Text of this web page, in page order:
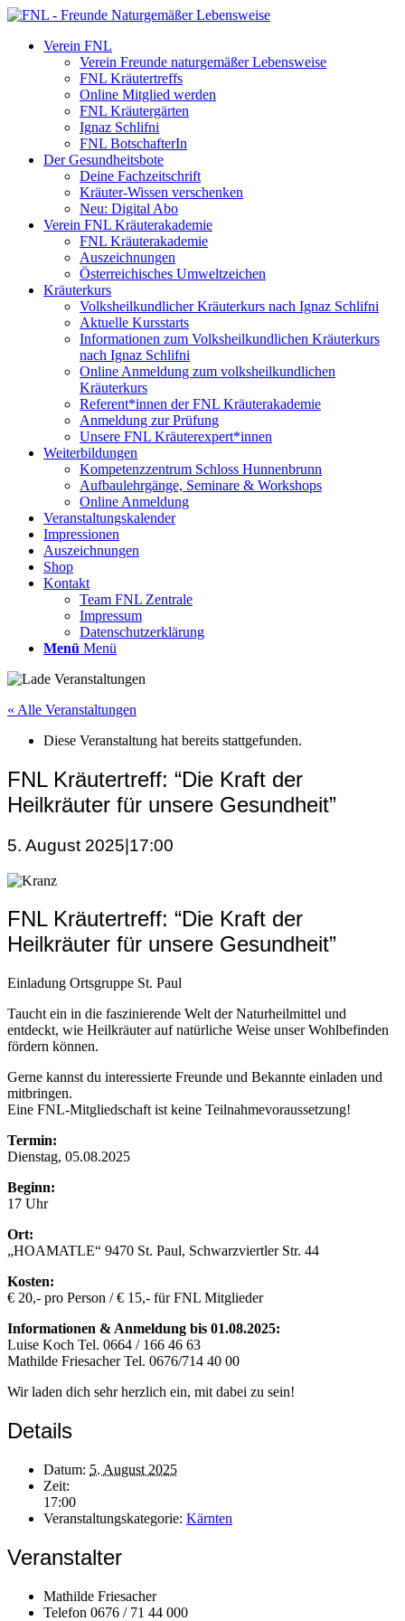
Verein FNL
Verein Freunde naturgemäßer Lebensweise
FNL Kräutertreffs
Online Mitglied werden
FNL Kräutergärten
Ignaz Schlifni
FNL BotschafterIn
Der Gesundheitsbote
Deine Fachzeitschrift
Kräuter-Wissen verschenken
Neu: Digital Abo
Verein FNL Kräuterakademie
FNL Kräuterakademie
Auszeichnungen
Österreichisches Umweltzeichen
Kräuterkurs
Volksheilkundlicher Kräuterkurs nach Ignaz Schlifni
Aktuelle Kursstarts
Informationen zum Volksheilkundlichen Kräuterkurs
nach Ignaz Schlifni
Online Anmeldung zum volksheilkundlichen
Kräuterkurs
Referent*innen der FNL Kräuterakademie
Anmeldung zur Prüfung
Unsere FNL Kräuterexpert*innen
Weiterbildungen
Kompetenzzentrum Schloss Hunnenbrunn
Aufbaulehrgänge, Seminare & Workshops
Online Anmeldung
Veranstaltungskalender
Impressionen
Auszeichnungen
Shop
Kontakt
Team FNL Zentrale
Impressum
Datenschutzerklärung
Menü Menü
« Alle Veranstaltungen
Diese Veranstaltung hat bereits stattgefunden.
FNL Kräutertreff: “Die Kraft der
Heilkräuter für unsere Gesundheit”
5. August 2025|17:00
FNL Kräutertreff: “Die Kraft der
Heilkräuter für unsere Gesundheit”
Einladung Ortsgruppe St. Paul
Taucht ein in die faszinierende Welt der Naturheilmittel und
entdeckt, wie Heilkräuter auf natürliche Weise unser Wohlbefinden
fördern können.
Gerne kannst du interessierte Freunde und Bekannte einladen und
mitbringen.
Eine FNL-Mitgliedschaft ist keine Teilnahmevoraussetzung!
Termin:
Dienstag, 05.08.2025
Beginn:
17 Uhr
Ort:
„HOAMATLE“ 9470 St. Paul, Schwarzviertler Str. 44
Kosten:
€ 20,- pro Person / € 15,- für FNL Mitglieder
Informationen & Anmeldung bis 01.08.2025:
Luise Koch Tel. 0664 / 166 46 63
Mathilde Friesacher Tel. 0676/714 40 00
Wir laden dich sehr herzlich ein, mit dabei zu sein!
Details
Datum: 5. August 2025
Zeit:
17:00
Veranstaltungskategorie: Kärnten
Veranstalter
Mathilde Friesacher
Telefon 0676 / 71 44 000